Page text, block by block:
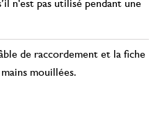
n'est pas utilisé pendant une
de raccordement et la fiche
mouillées.